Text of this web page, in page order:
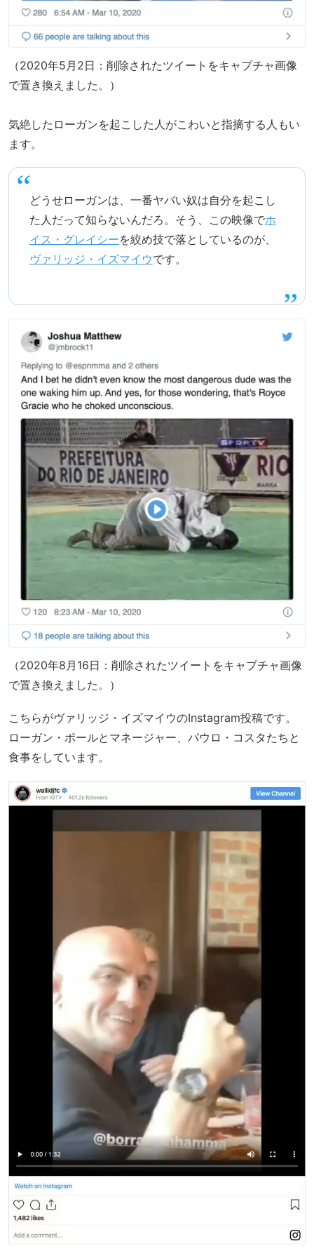
（2020年5月2日：削除されたツイートをキャプチャ画像
で置き換えました。）
気絶したローガンを起こした人がこわいと指摘する人もい
ます。
どうせローガンは、一番ヤバい奴は自分を起こし
た人だって知らないんだろ。そう、この映像でホ
イス・グレイシーを絞め技で落としているのが、
ヴァリッジ・イズマイウです。
（2020年8月16日：削除されたツイートをキャプチャ画像
で置き換えました。）
こちらがヴァリッジ・イズマイウのInstagram投稿です。
ローガン・ポールとマネージャー、パウロ・コスタたちと
食事をしています。